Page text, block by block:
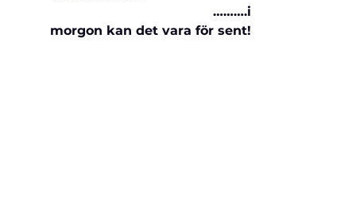
……….i
morgon kan det vara för sent!